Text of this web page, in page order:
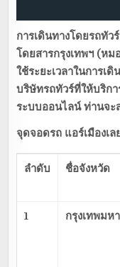
การเดินทางโดยรถทัวร์
โดยสารกรุงเทพฯ (ห
ใช้ระยะเวลาในการเ
บริษัทรถทัวร์ที่ให้บริก
ระบบออนไลน์ ท่านจะ
จุดจอดรถ แอร์เมืองเ
ลำดับ ชื่อจังหวัด
1 กรุงเทพมห